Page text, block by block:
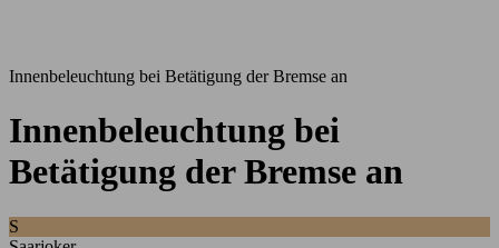
Innenbeleuchtung bei Betätigung der Bremse an
Innenbeleuchtung bei
Betätigung der Bremse an
S